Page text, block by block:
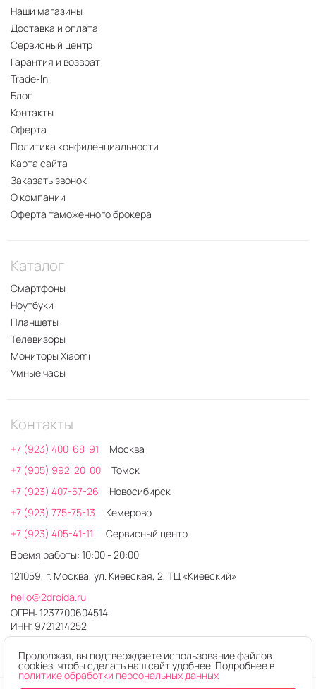
Наши магазины
Доставка и оплата
Сервисный центр
Гарантия и возврат
Trade-In
Блог
Контакты
Оферта
Политика конфиденциальности
Карта сайта
Заказать звонок
О компании
Оферта таможенного брокера
Каталог
Смартфоны
Ноутбуки
Планшеты
Телевизоры
Мониторы Xiaomi
Умные часы
Контакты
+7 (923) 400-68-91
Москва
+7 (905) 992-20-00
Томск
+7 (923) 407-57-26
Новосибирск
+7 (923) 775-75-13
Кемерово
+7 (923) 405-41-11
Сервисный центр
Время работы: 10:00 - 20:00
121059, г. Москва, ул. Киевская, 2, ТЦ «Киевский»
hello@2droida.ru
ОГРН: 1237700604514
ИНН: 9721214252
Продолжая, вы подтверждаете использование файлов
cookies, чтобы сделать наш сайт удобнее. Подробнее в
политике обработки персональных данных